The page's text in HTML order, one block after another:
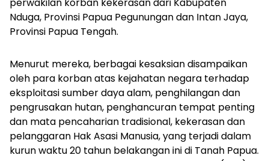
Nduga, Provinsi Papua Pegunungan dan Intan Jaya,
Provinsi Papua Tengah.
Menurut mereka, berbagai kesaksian disampaikan
oleh para korban atas kejahatan negara terhadap
eksploitasi sumber daya alam, penghilangan dan
pengrusakan hutan, penghancuran tempat penting
dan mata pencaharian tradisional, kekerasan dan
pelanggaran Hak Asasi Manusia, yang terjadi dalam
kurun waktu 20 tahun belakangan ini di Tanah Papua.